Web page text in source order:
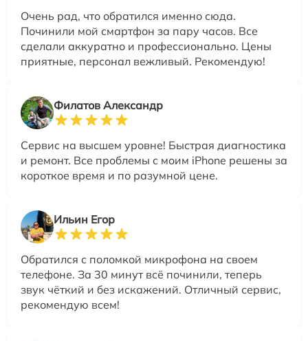
Очень рад, что обратился именно сюда.
Починили мой смартфон за пару часов. Все
сделали аккуратно и профессионально. Цены
приятные, персонал вежливый. Рекомендую!
Филатов Александр
Сервис на высшем уровне! Быстрая диагностика
и ремонт. Все проблемы с моим iPhone решены за
короткое время и по разумной цене.
Ильин Егор
Обратился с поломкой микрофона на своем
телефоне. За 30 минут всё починили, теперь
звук чёткий и без искажений. Отличный сервис,
рекомендую всем!